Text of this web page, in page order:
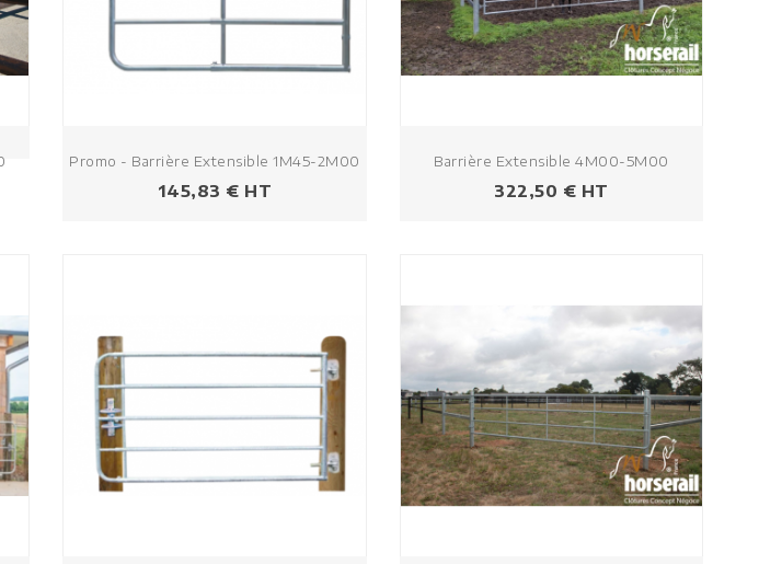
Promo - Barrière Extensible 1M45-2M00
Prix
145,83 € HT
Barrière Extensible 4M00-5M00
Prix
322,50 € HT